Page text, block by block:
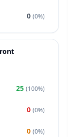
0 (0%)
25 (100%)
0 (0%)
0 (0%)